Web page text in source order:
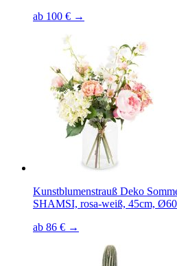
ab 100 € →
Kunstblumenstrauß Deko
SHAMSI, rosa-weiß, 45cm,
ab 86 € →